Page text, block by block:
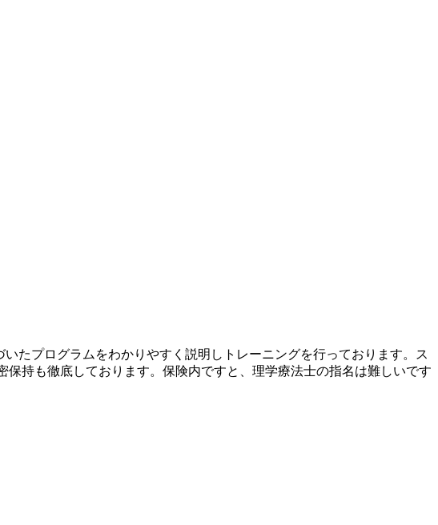
たプログラムをわかりやすく説明しトレーニングを行っております。ス
持も徹底しております。保険内ですと、理学療法士の指名は難しいです